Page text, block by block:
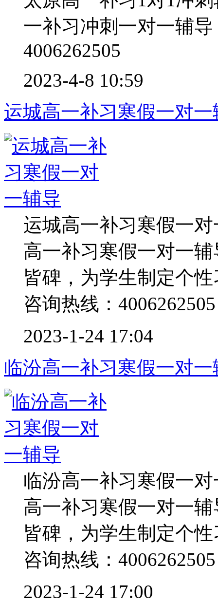
一补习冲刺一对一辅
4006262505
2023-4-8 10:59
运城高一补习寒假一对一
运城高一补习寒假一
高一补习寒假一对一
皆碑，为学生制定个
咨询热线：
2023-1-24 17:04
临汾高一补习寒假一对一
临汾高一补习寒假一
高一补习寒假一对一
皆碑，为学生制定个
咨询热线：
2023-1-24 17:00